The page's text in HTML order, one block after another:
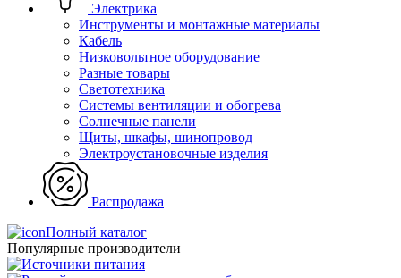
Электрика
Инструменты и монтажные материалы
Кабель
Низковольтное оборудование
Разные товары
Светотехника
Системы вентиляции и обогрева
Солнечные панели
Щиты, шкафы, шинопровод
Электроустановочные изделия
Распродажа
Полный каталог
Популярные производители